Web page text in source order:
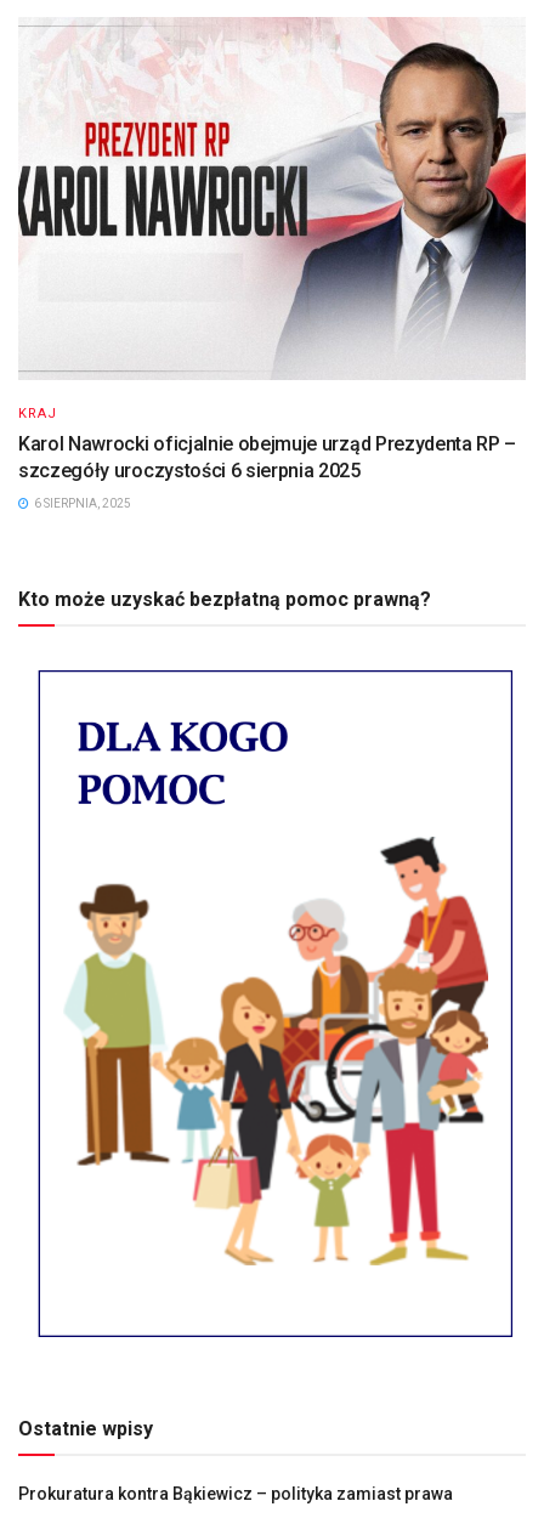
KRAJ
Karol Nawrocki oficjalnie obejmuje urząd Prezydenta RP –
szczegóły uroczystości 6 sierpnia 2025
6 SIERPNIA, 2025
Kto może uzyskać bezpłatną pomoc prawną?
Ostatnie wpisy
Prokuratura kontra Bąkiewicz – polityka zamiast prawa